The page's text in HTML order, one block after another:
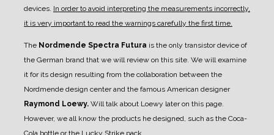
devices. In order to avoid interpreting the measurements incorrectly,
it is very important to read the warnings carefully the first time.
The Nordmende Spectra Futura is the only transistor device of
the German brand that we will review on this site. We will examine
it for its design resulting from the collaboration between the
Nordmende design center and the famous American designer
Raymond Loewy. Will talk about Loewy later on this page.
However, we all know the products he designed, such as the Coca-